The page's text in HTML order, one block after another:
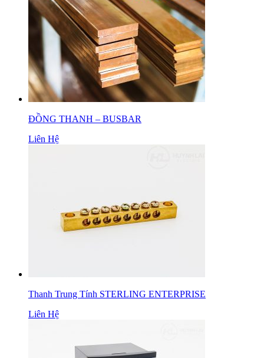
ĐỒNG THANH – BUSBAR
Liên Hệ
Thanh Trung Tính STERLING ENTERPRISE
Liên Hệ